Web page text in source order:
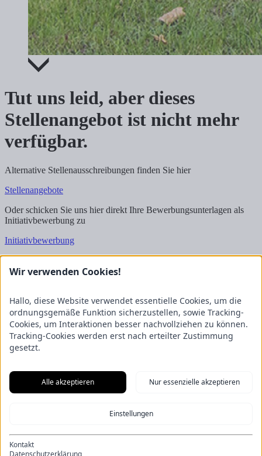
Tut uns leid, aber dieses
Stellenangebot ist nicht mehr
verfügbar.
Alternative Stellenausschreibungen finden Sie hier
Stellenangebote
Oder schicken Sie uns hier direkt Ihre Bewerbungsunterlagen als
Initiativbewerbung zu
Initiativbewerbung
FRICKE Group SE & Co. KG
Zum Kreuzkamp 7
27404 Heeslingen
Unternehmensbereiche
Fricke Holding
PARTSHofmeister & MeinckeTREX.PARTS
ImpressumDatenschutzerklärungKontakt
F.Explore – Programmieren für Nicht-Programmierer
Projekt 2025/2026Wenn alle Rädchen ineinandergreifen – Eine
Eröffnung der besonderen Art
Wir verwenden Cookies!
Hallo, diese Website verwendet essentielle Cookies, um die
ordnungsgemäße Funktion sicherzustellen, sowie Tracking-
Cookies, um Interaktionen besser nachvollziehen zu können.
Tracking-Cookies werden erst nach erteilter Zustimmung
gesetzt.
Alle akzeptieren Nur essenzielle akzeptieren
Einstellungen
Kontakt
Datenschutzerklärung